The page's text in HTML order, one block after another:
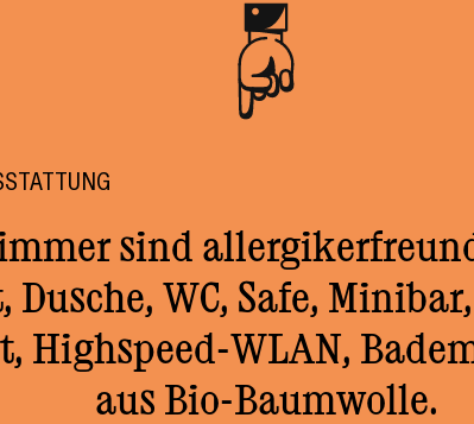
sind
WC, Safe,
Highspeed-WLAN,
aus Bio-Baumwolle.